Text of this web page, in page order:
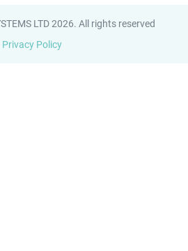
LTD 2026. All rights reserved
Privacy Policy